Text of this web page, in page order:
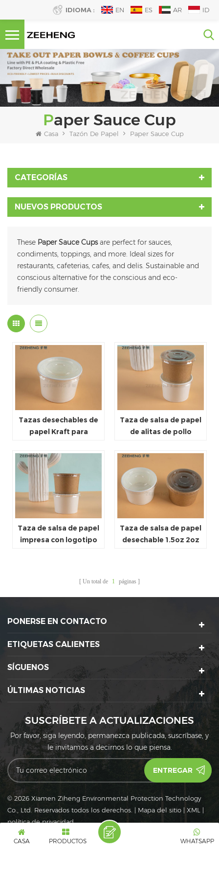
IDIOMA : EN ES AR ID
Paper Sauce Cup
Casa Tazón De Papel Paper Sauce Cup
CATEGORÍAS
NUEVOS PRODUCTOS
These Paper Sauce Cupsare perfect for sauces,
condiments, toppings, and more. Ideal sizes for
restaurants, cafeterias, cafes, and delis. Sustainable and
conscious alternative for the conscious and eco-
friendly consumer.
Tazas desechables de
papel Kraft para
para condimentos y
recipientes para salsas
Taza de salsa de papel
de alitas de pollo
fabricante 2 oz
Taza de salsa de papel
impresa con logotipo
Taza de salsa de papel
desechable 1.5oz 2oz
Un total de 1 páginas
PONERSE EN CONTACTO
ETIQUETAS CALIENTES
SÍGUENOS
ÚLTIMAS NOTICIAS
SUSCRÍBETE A ACTUALIZACIONES
Por favor, siga leyendo, permanezca publicada, suscríbase, y
le invitamos a decirnos lo que piensa.
© 2026 Xiamen Ziheng Environmental Protection Technology
Co., Ltd. Reservados todos los derechos. | Mapa del sitio | XML |
política de privacidad
IPv6
Red IPv6 admitida
CASA PRODUCTOS WHATSAPP